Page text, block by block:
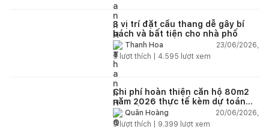
3 vị trí đặt cầu thang dễ gây bí
bách và bất tiện cho nhà phố
Thanh Hoa
23/06/2026,
5 lượt thích | 4.595 lượt xem
Chi phí hoàn thiện căn hộ 80m2
năm 2026 thực tế kèm dự toán
chi tiết từng hạng mục
Quân Hoàng
20/06/2026,
9lượt thích | 9.399 lượt xem